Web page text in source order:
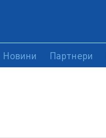
Новини Партнери